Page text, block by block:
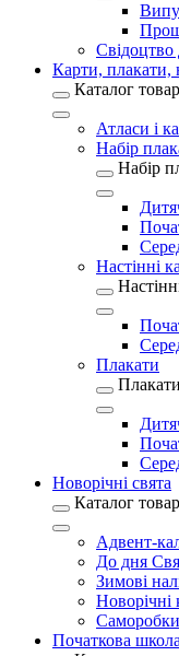
Свідоцтво
Карти, плакати,
Каталог
Атласи і
Набір
Набір
Настінні
Плакати
Плакати
Новорічні свята
Каталог
Адвент-
До дня
Зимові
Початкова